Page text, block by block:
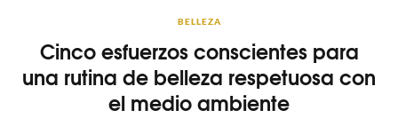
BELLEZA
Cinco esfuerzos conscientes para
una rutina de belleza respetuosa con
el medio ambiente